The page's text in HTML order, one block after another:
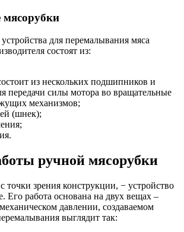
мясорубки
для перемалывания мяса
состоят из:
из нескольких подшипников и
передачи силы мотора во вращательные
механизмов;
(шнек);
ручной мясорубки
точки зрения конструкции, − устройство
Его работа основана на двух вещах –
давлении, создаваемом
выглядит так: